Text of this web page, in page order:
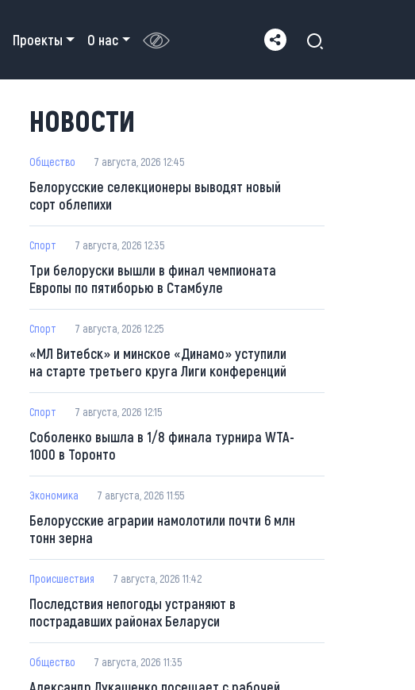
Проекты О нас
НОВОСТИ
Общество 7 августа, 2026 12:45
Белорусские селекционеры выводят новый
сорт облепихи
Спорт 7 августа, 2026 12:35
Три белоруски вышли в финал чемпионата
Европы по пятиборью в Стамбуле
Спорт 7 августа, 2026 12:25
«МЛ Витебск» и минское «Динамо» уступили
на старте третьего круга Лиги конференций
Спорт 7 августа, 2026 12:15
Соболенко вышла в 1/8 финала турнира WTA-
1000 в Торонто
Экономика 7 августа, 2026 11:55
Белорусские аграрии намолотили почти 6 млн
тонн зерна
Происшествия 7 августа, 2026 11:42
Последствия непогоды устраняют в
пострадавших районах Беларуси
Общество 7 августа, 2026 11:35